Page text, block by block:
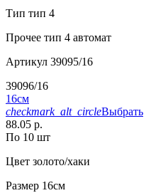
Тип тип 4
Прочее тип 4 автомат
Артикул 39095/16
39096/16
16см
checkmark_alt_circleВыбрать
88.05 р.
По 10 шт
Цвет золото/хаки
Размер 16см